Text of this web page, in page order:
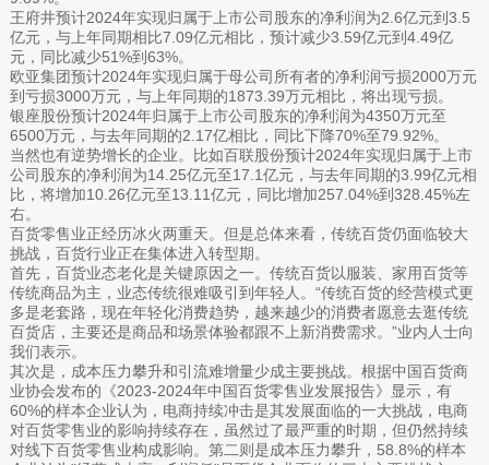
王府井预计2024年实现归属于上市公司股东的净利润为2.6亿元到3.5
亿元，与上年同期相比7.09亿元相比，预计减少3.59亿元到4.49亿
元，同比减少51%到63%。
欧亚集团预计2024年实现归属于母公司所有者的净利润亏损2000万元
到亏损3000万元，与上年同期的1873.39万元相比，将出现亏损。
银座股份预计2024年归属于上市公司股东的净利润为4350万元至
6500万元，与去年同期的2.17亿相比，同比下降70%至79.92%。
当然也有逆势增长的企业。比如百联股份预计2024年实现归属于上市
公司股东的净利润为14.25亿元至17.1亿元，与去年同期的3.99亿元相
比，将增加10.26亿元至13.11亿元，同比增加257.04%到328.45%左
右。
百货零售业正经历冰火两重天。但是总体来看，传统百货仍面临较大
挑战，百货行业正在集体进入转型期。
首先，百货业态老化是关键原因之一。传统百货以服装、家用百货等
传统商品为主，业态传统很难吸引到年轻人。“传统百货的经营模式更
多是老套路，现在年轻化消费趋势，越来越少的消费者愿意去逛传统
百货店，主要还是商品和场景体验都跟不上新消费需求。”业内人士向
我们表示。
其次是，成本压力攀升和引流难增量少成主要挑战。根据中国百货商
业协会发布的《2023-2024年中国百货零售业发展报告》显示，有
60%的样本企业认为，电商持续冲击是其发展面临的一大挑战，电商
对百货零售业的影响持续存在，虽然过了最严重的时期，但仍然持续
对线下百货零售业构成影响。第二则是成本压力攀升，58.8%的样本